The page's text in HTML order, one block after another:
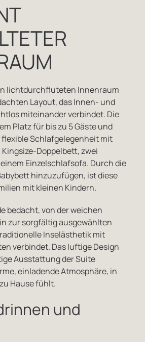
lichtdurchfluteten Innenraum
Layout, das Innen- und
miteinander verbindet. Die
Platz für bis zu 5 Gäste und
Schlafgelegenheit mit
Doppelbett, zwei
Einzelschlafsofa. Durch die
hinzuzufügen, ist diese
mit kleinen Kindern.
bedacht, von der weichen
zur sorgfältig ausgewählten
Inselästhetik mit
verbindet. Das luftige Design
Ausstattung der Suite
einladende Atmosphäre, in
Hause fühlt.
und